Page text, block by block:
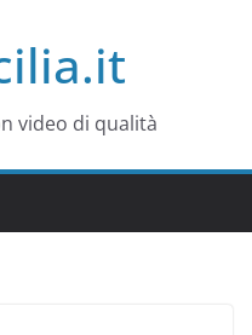
video di qualità